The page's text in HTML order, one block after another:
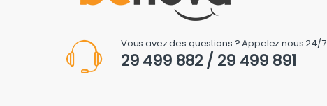
Vous avez des questions ? Appelez nous 24/7
29 499 882 / 29 499 891